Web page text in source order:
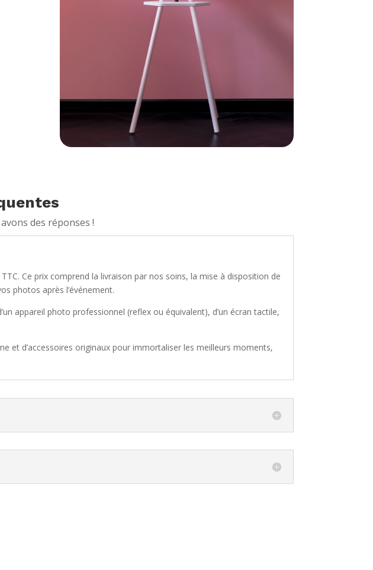
des réponses !
Ce prix comprend la livraison par nos soins, la mise à disposition de
photos après l’événement.
appareil photo professionnel (reflex ou équivalent), d’un écran tactile,
et d’accessoires originaux pour immortaliser les meilleurs moments,